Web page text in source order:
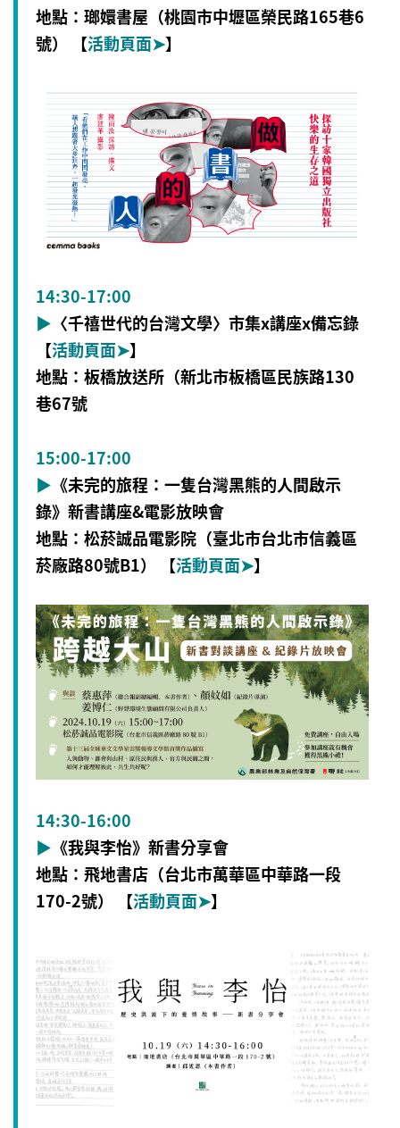
地點：瑯嬛書屋（桃園市中壢區榮民路165巷6
號） 【活動頁面➤】
14:30-17:00
▶ 〈千禧世代的台灣文學〉市集x講座x備忘錄
【活動頁面➤】
地點：板橋放送所（新北市板橋區民族路130
巷67號
15:00-17:00
▶ 《未完的旅程：一隻台灣黑熊的人間啟示
錄》新書講座&電影放映會
地點：松菸誠品電影院（臺北市台北市信義區
菸廠路80號B1） 【活動頁面➤】
14:30-16:00
▶ 《我與李怡》新書分享會
地點：飛地書店（台北市萬華區中華路一段
170-2號） 【活動頁面➤】